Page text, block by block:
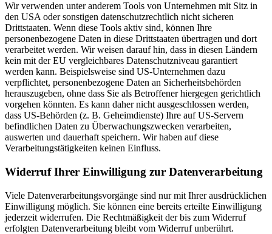
Wir verwenden unter anderem Tools von Unternehmen mit Sitz in
den USA oder sonstigen datenschutzrechtlich nicht sicheren
Drittstaaten. Wenn diese Tools aktiv sind, können Ihre
personenbezogene Daten in diese Drittstaaten übertragen und dort
verarbeitet werden. Wir weisen darauf hin, dass in diesen Ländern
kein mit der EU vergleichbares Datenschutzniveau garantiert
werden kann. Beispielsweise sind US-Unternehmen dazu
verpflichtet, personenbezogene Daten an Sicherheitsbehörden
herauszugeben, ohne dass Sie als Betroffener hiergegen gerichtlich
vorgehen könnten. Es kann daher nicht ausgeschlossen werden,
dass US-Behörden (z. B. Geheimdienste) Ihre auf US-Servern
befindlichen Daten zu Überwachungszwecken verarbeiten,
auswerten und dauerhaft speichern. Wir haben auf diese
Verarbeitungstätigkeiten keinen Einfluss.
Widerruf Ihrer Einwilligung zur Datenverarbeitung
Viele Datenverarbeitungsvorgänge sind nur mit Ihrer ausdrücklichen
Einwilligung möglich. Sie können eine bereits erteilte Einwilligung
jederzeit widerrufen. Die Rechtmäßigkeit der bis zum Widerruf
erfolgten Datenverarbeitung bleibt vom Widerruf unberührt.